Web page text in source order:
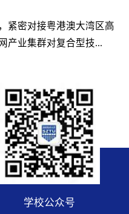
紧密对接粤港澳大湾区高
产业集群对复合型技...
学校公众号